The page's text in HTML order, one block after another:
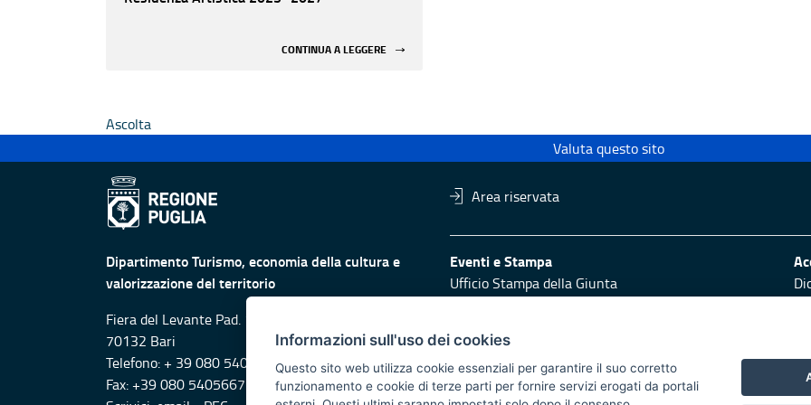
CONTINUA A LEGGERE
Ascolta
Valuta questo sito
Area riservata
Dipartimento Turismo, economia della cultura e
valorizzazione del territorio
Fiera del Levante Pad. 107, Lungomare Starita -
70132 Bari
Telefono: + 39 080 5405615
Fax: +39 080 5405667
Eventi e Stampa
Ufficio Stampa della Giunta
Press Regione
Responsabili di pubblicazione
Informazioni sull'uso dei cookies
Questo sito web utilizza cookie essenziali per garantire il suo corretto
funzionamento e cookie di terze parti per fornire servizi erogati da portali